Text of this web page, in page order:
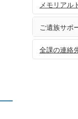
メモリアル
ご遺族サポ
全課の連絡